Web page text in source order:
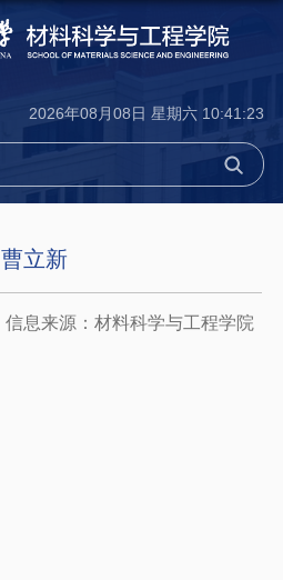
2026年08月08日 星期六 10:41:24
曹立新
信息来源：材料科学与工程学院